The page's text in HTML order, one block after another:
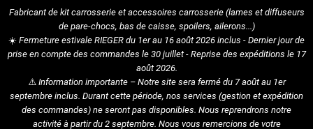
Fabricant de kit carrosserie et accessoires carrosserie (lames et diffuseurs
de pare-chocs, bas de caisse, spoilers, ailerons...)
☀️ Fermeture estivale RIEGER du 1er au 16 août 2026 inclus - Dernier jour de
prise en compte des commandes le 30 juillet - Reprise des expéditions le 17
août 2026.
⚠️Information importante – Notre site sera fermé du 7 août au 1er
septembre inclus. Durant cette période, nos services (gestion et expédition
des commandes) ne seront pas disponibles. Nous reprendrons notre
activité à partir du 2 septembre. Nous vous remercions de votre